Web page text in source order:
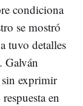
condiciona
se mostró
tuvo detalles
Galván
exprimir
en